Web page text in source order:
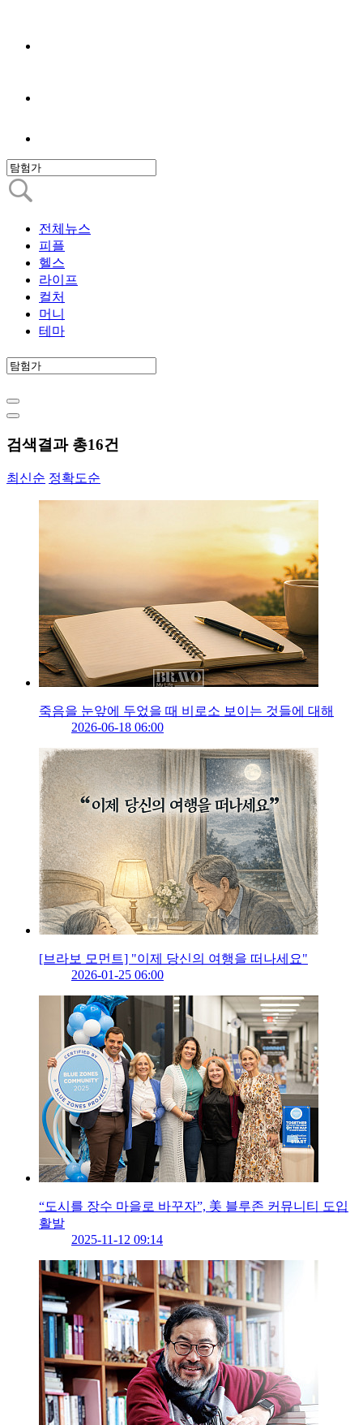
전체뉴스
피플
헬스
라이프
컬처
머니
테마
검색결과 총16건
최신순 정확도순
죽음을 눈앞에 두었을 때 비로소 보이는 것들에 대해
2026-06-18 06:00
[브라보 모먼트] "이제 당신의 여행을 떠나세요"
2026-01-25 06:00
“도시를 장수 마을로 바꾸자”, 美 블루존 커뮤니티 도입
활발
2025-11-12 09:14